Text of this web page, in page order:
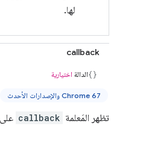
لها.
callback
الدالة اختيارية
Chrome 67 والإصدارات الأحدث
تظهر المَعلمة callback